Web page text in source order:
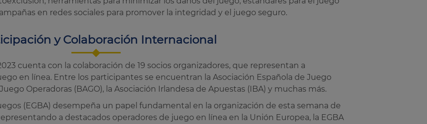
en redes sociales para promover la integridad y el juego seguro.
y Colaboración Internacional
cuenta con la colaboración de 19 socios organizadores, que representan a
en línea. Entre los participantes se encuentran la Asociación Española de Juego
Operadoras (BAGO), la Asociación Irlandesa de Apuestas (IBA) y muchas más.
(EGBA) desempeña un papel fundamental en la organización de esta semana de
a destacados operadores de juego en línea en la Unión Europea, la EGBA